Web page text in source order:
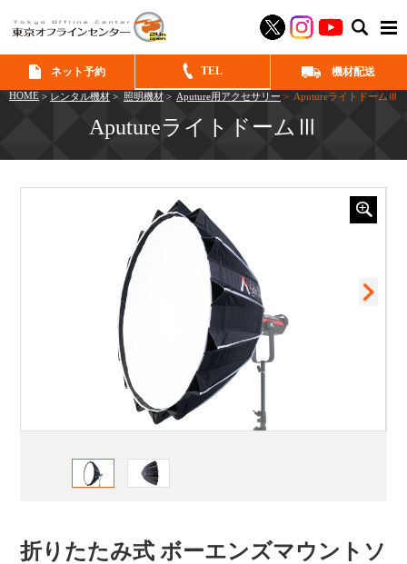
ネット予約 TEL 機材配送
HOME > レンタル機材 > 照明機材 > Aputure用アクセサリー > AputureライトドームⅢ
AputureライトドームⅢ
折りたたみ式 ボーエンズマウントソ